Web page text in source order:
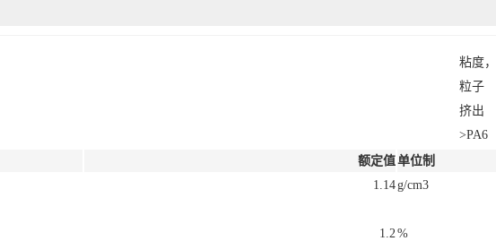
粘度
粒子
挤出
>PA6
额定值单位制
1.14g/cm3
1.2%